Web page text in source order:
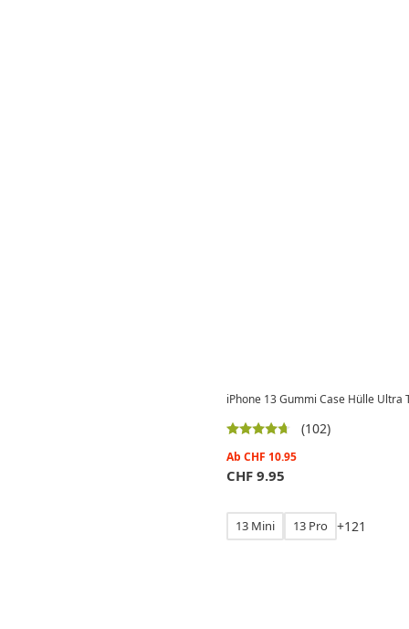
iPhone 13 Gummi Case Hülle Ultra
(102)
Ab CHF 10.95
CHF 9.95
13 Mini 13 Pro +121